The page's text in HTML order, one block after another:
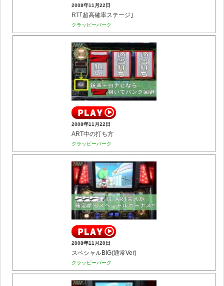
2008年11月22日
RT｢超高確率ステージ｣
クラッピーパーク
2008年11月22日
ART中の打ち方
クラッピーパーク
2008年11月20日
スペシャルBIG(通常Ver)
クラッピーパーク